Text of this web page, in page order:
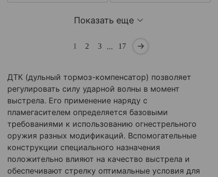
Показать еще
1 2 3 … 17
ДТК (дульный тормоз-компенсатор) позволяет
регулировать силу ударной волны в момент
выстрела. Его применение наряду с
пламегасителем определяется базовыми
требованиями к использованию огнестрельного
оружия разных модификаций. Вспомогательные
конструкции специального назначения
положительно влияют на качество выстрела и
обеспечивают стрелку оптимальные условия для